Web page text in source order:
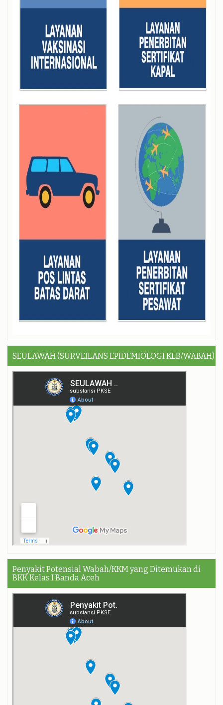
SEULAWAH (SURVEILANS EPIDEMIOLOGI KLB/WABAH)
Penyakit Potensial Wabah/KKM yang Ditemukan di
BKK Kelas I Banda Aceh